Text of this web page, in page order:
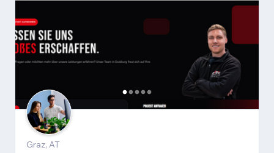
Graz, AT